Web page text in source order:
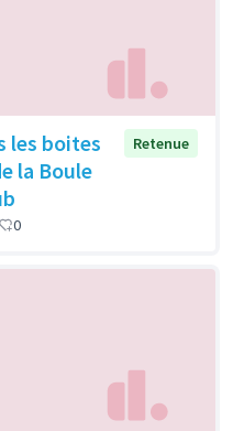
les boites
la Boule
Retenue
0